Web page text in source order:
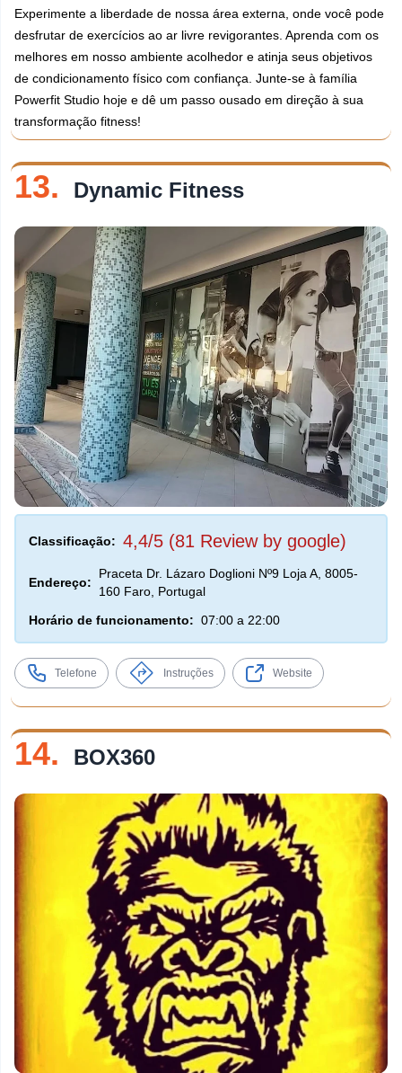
Experimente a liberdade de nossa área externa, onde você pode
desfrutar de exercícios ao ar livre revigorantes. Aprenda com os
melhores em nosso ambiente acolhedor e atinja seus objetivos
de condicionamento físico com confiança. Junte-se à família
Powerfit Studio hoje e dê um passo ousado em direção à sua
transformação fitness!
13. Dynamic Fitness
Classificação: 4,4/5 (81 Review by google)
Endereço:
Praceta Dr. Lázaro Doglioni Nº9 Loja A, 8005-
160 Faro, Portugal
Horário de funcionamento: 07:00 a 22:00
Telefone Instruções Website
14. BOX360